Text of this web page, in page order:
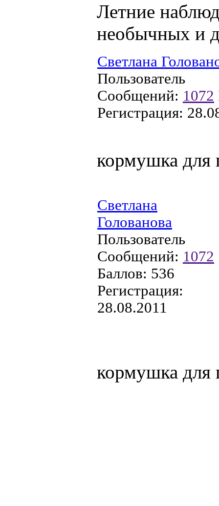
Летние
необычных и
Светлана
Пользователь
Сообщений: 1072
Регистрация:
кормушка для
Светлана
Голованова
Пользователь
Сообщений: 1072
Баллов: 536
Регистрация:
28.08.2011
кормушка для